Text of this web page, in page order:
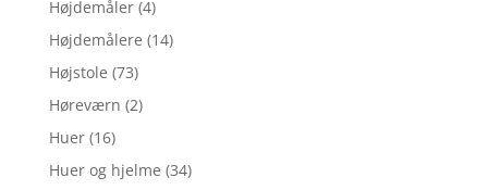
Højdemåler (4)
Højdemålere (14)
Højstole (73)
Høreværn (2)
Huer (16)
Huer og hjelme (34)